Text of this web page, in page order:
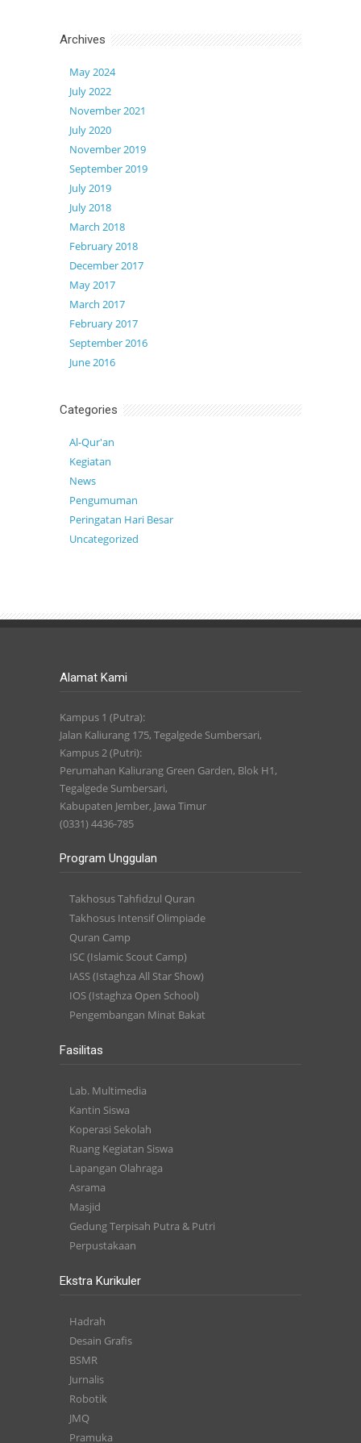
Archives
May 2024
July 2022
November 2021
July 2020
November 2019
September 2019
July 2019
July 2018
March 2018
February 2018
December 2017
May 2017
March 2017
February 2017
September 2016
June 2016
Categories
Al-Qur'an
Kegiatan
News
Pengumuman
Peringatan Hari Besar
Uncategorized
Alamat Kami
Kampus 1 (Putra):
Jalan Kaliurang 175, Tegalgede Sumbersari,
Kampus 2 (Putri):
Perumahan Kaliurang Green Garden, Blok H1,
Tegalgede Sumbersari,
Kabupaten Jember, Jawa Timur
(0331) 4436-785
Program Unggulan
Takhosus Tahfidzul Quran
Takhosus Intensif Olimpiade
Quran Camp
ISC (Islamic Scout Camp)
IASS (Istaghza All Star Show)
IOS (Istaghza Open School)
Pengembangan Minat Bakat
Fasilitas
Lab. Multimedia
Kantin Siswa
Koperasi Sekolah
Ruang Kegiatan Siswa
Lapangan Olahraga
Asrama
Masjid
Gedung Terpisah Putra & Putri
Perpustakaan
Ekstra Kurikuler
Hadrah
Desain Grafis
BSMR
Jurnalis
Robotik
JMQ
Pramuka